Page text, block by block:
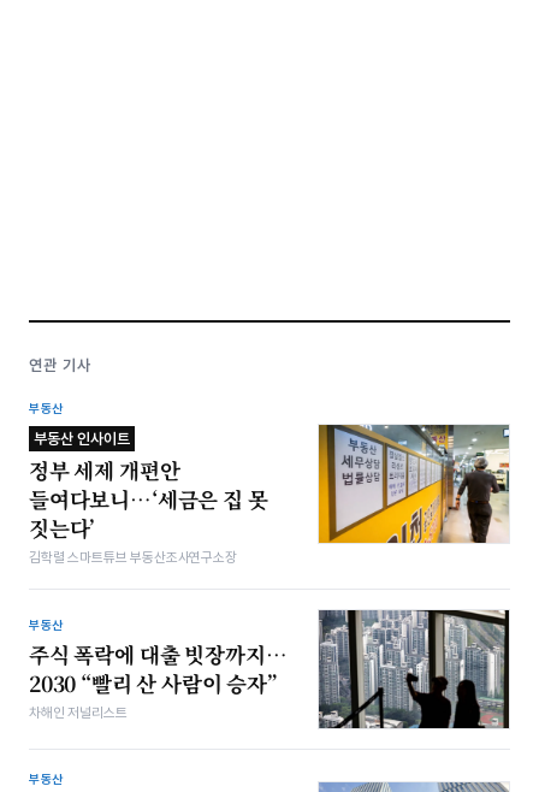
연관 기사
부동산
부동산 인사이트
정부 세제 개편안
들여다보니…‘세금은 집 못
짓는다’
김학렬 스마트튜브 부동산조사연구소장
부동산
주식 폭락에 대출 빗장까지…
2030 “빨리 산 사람이 승자”
차해인 저널리스트
부동산